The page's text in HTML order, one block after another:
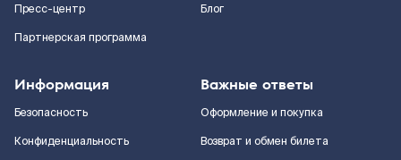
Пресс-центр
Партнерская программа
Блог
Информация
Безопасность
Конфиденциальность
Важные ответы
Оформление и покупка
Возврат и обмен билета